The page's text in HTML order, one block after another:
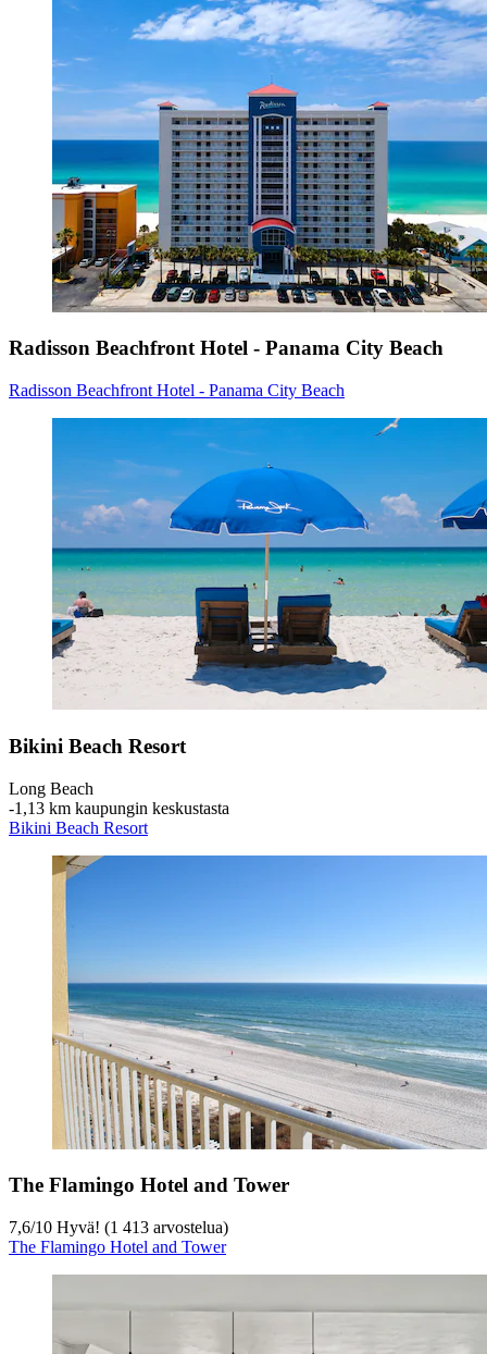
Radisson Beachfront Hotel - Panama City Beach
Radisson Beachfront Hotel - Panama City Beach
Bikini Beach Resort
Long Beach
‐1,13 km kaupungin keskustasta
Bikini Beach Resort
The Flamingo Hotel and Tower
7,6/10 Hyvä! (1 413 arvostelua)
The Flamingo Hotel and Tower